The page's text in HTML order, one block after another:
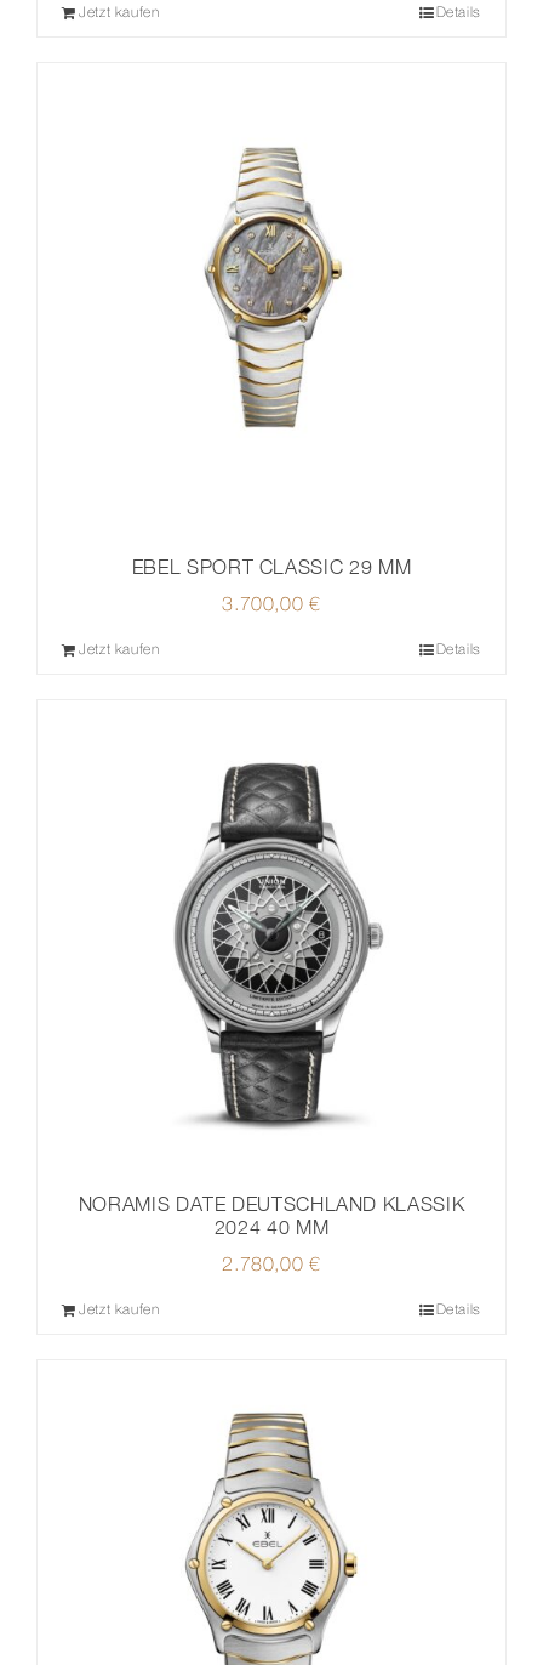
Jetzt kaufen Details
EBEL SPORT CLASSIC 29 MM
3.700,00€
Jetzt kaufen Details
NORAMIS DATE DEUTSCHLAND KLASSIK
2024 40 MM
2.780,00€
Jetzt kaufen Details